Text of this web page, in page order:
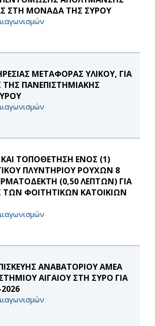
ΣΤΗ ΜΟΝΑΔΑ ΤΗΣ ΣΥΡΟΥ
ΜΕΤΑΦΟΡΑΣ ΥΛΙΚΟΥ, ΓΙΑ
ΤΗΣ ΠΑΝΕΠΙΣΤΗΜΙΑΚΗΣ
ΤΟΠΟΘΕΤΗΣΗ ΕΝΟΣ (1)
ΠΛΥΝΤΗΡΙΟΥ ΡΟΥΧΩΝ 8
(0,50 ΛΕΠΤΩΝ) ΓΙΑ
ΤΩΝ ΦΟΙΤΗΤΙΚΩΝ ΚΑΤΟΙΚΙΩΝ
ΑΝΑΒΑΤΟΡΙΟΥ ΑΜΕΑ
ΑΙΓΑΙΟΥ ΣΤΗ ΣΥΡΟ ΓΙΑ